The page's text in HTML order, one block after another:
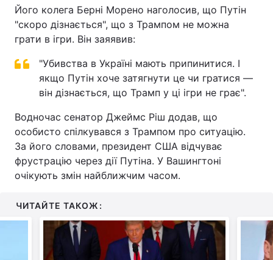
Його колега Берні Морено наголосив, що Путін
"скоро дізнається", що з Трампом не можна
грати в ігри. Він заяявив:
"Убивства в Україні мають припинитися. І
якщо Путін хоче затягнути це чи гратися —
він дізнається, що Трамп у ці ігри не грає".
Водночас сенатор Джеймс Ріш додав, що
особисто спілкувався з Трампом про ситуацію.
За його словами, президент США відчуває
фрустрацію через дії Путіна. У Вашингтоні
очікують змін найближчим часом.
ЧИТАЙТЕ ТАКОЖ: